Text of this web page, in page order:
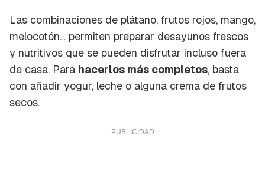
Las combinaciones de plátano, frutos rojos, mango,
melocotón… permiten preparar desayunos frescos
y nutritivos que se pueden disfrutar incluso fuera
de casa. Para hacerlos más completos, basta
con añadir yogur, leche o alguna crema de frutos
secos.